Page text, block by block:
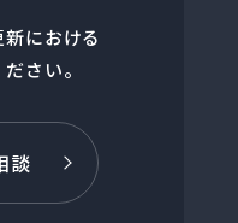
における
さい。
談